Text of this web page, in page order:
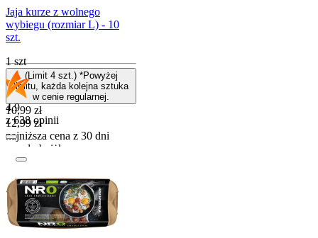
Jaja kurze z wolnego
wybiegu (rozmiar L) - 10
szt.
1 szt
(Limit 4 szt.) *Powyżej
limitu, każda kolejna sztuka
w cenie regularnej.
Cena promocyjna
10,99 zł
12,99 zł
najniższa cena z 30 dni
przed obniżką
Do koszyka
4.9
z 638 opinii